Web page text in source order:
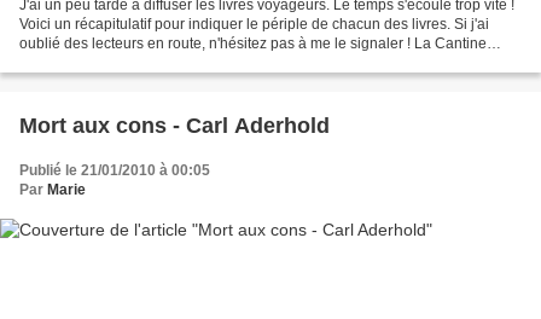
J'ai un peu tardé à diffuser les livres voyageurs. Le temps s'écoule trop vite !
Voici un récapitulatif pour indiquer le périple de chacun des livres. Si j'ai
oublié des lecteurs en route, n'hésitez pas à me le signaler ! La Cantine
Mort aux cons - Carl Aderhold
Publié le 21/01/2010 à 00:05
Par Marie